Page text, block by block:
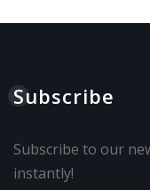
Subscribe
Subscribe to our
instantly!